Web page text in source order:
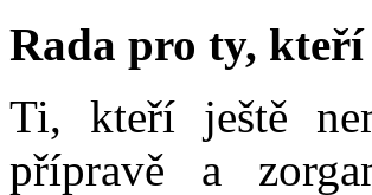
Rada pro ty,
Ti, kteří ještě
přípravě a